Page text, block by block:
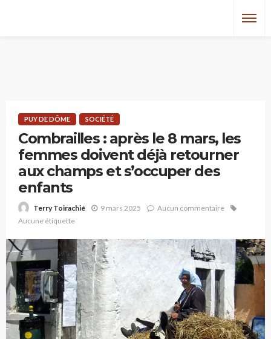
PUY DE DÔME SOCIÉTÉ
Combrailles : après le 8 mars, les
femmes doivent déjà retourner
aux champs et s’occuper des
enfants
Terry Toirachié 9 mars 2025
Aucun commentaire
Aucune étiquette